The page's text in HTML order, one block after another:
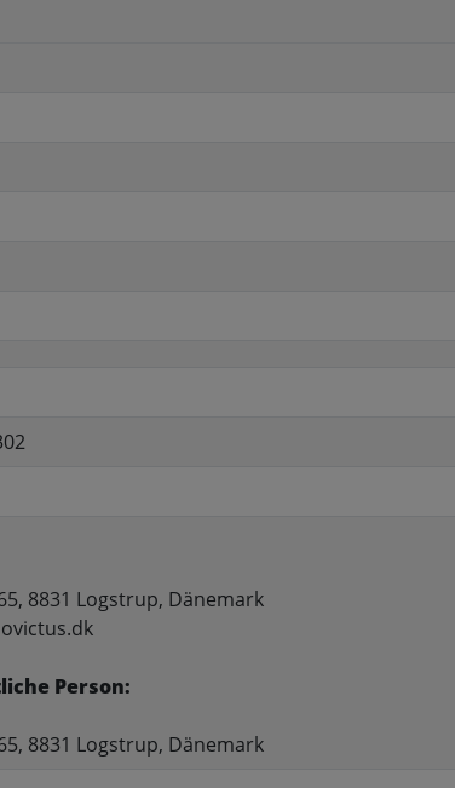
8831 Logstrup, Dänemark
Person:
8831 Logstrup, Dänemark